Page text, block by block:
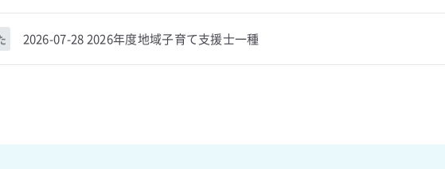
2026-07-28 2026年度地域子育て支援士一種